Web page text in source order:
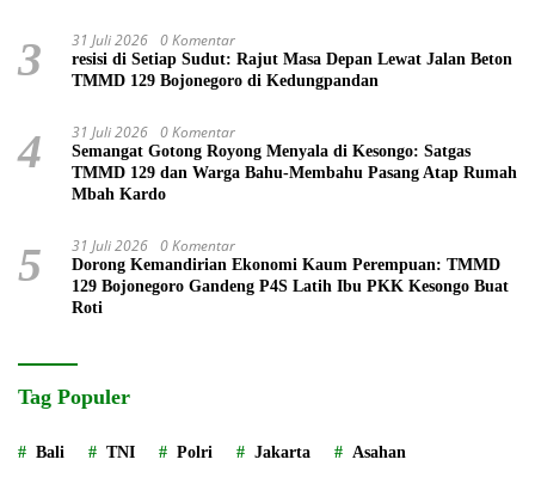
3 31 Juli 2026 0 Komentar
resisi di Setiap Sudut: Rajut Masa Depan Lewat Jalan Beton
TMMD 129 Bojonegoro di Kedungpandan
4 31 Juli 2026 0 Komentar
Semangat Gotong Royong Menyala di Kesongo: Satgas
TMMD 129 dan Warga Bahu-Membahu Pasang Atap Rumah
Mbah Kardo
5 31 Juli 2026 0 Komentar
Dorong Kemandirian Ekonomi Kaum Perempuan: TMMD
129 Bojonegoro Gandeng P4S Latih Ibu PKK Kesongo Buat
Roti
Tag Populer
Bali TNI Polri Jakarta Asahan